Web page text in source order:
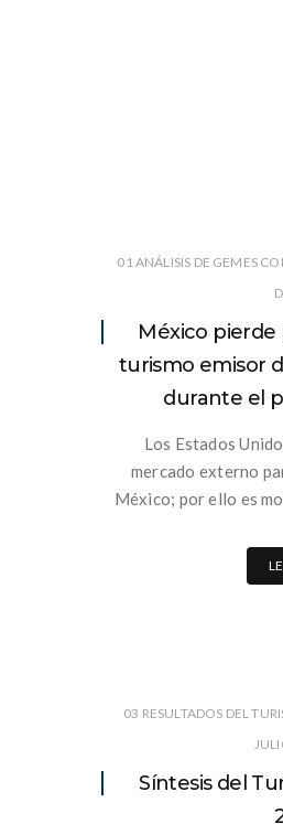
01 ANÁLISIS DE GEMES
México pierde
turismo emisor
durante el
Los Estados
mercado externo
México; por ello es
03 RESULTADOS DEL
Síntesis del